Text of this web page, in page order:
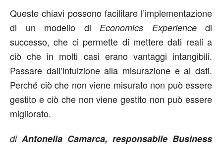
Queste chiavi possono facilitare l’implementazione
di un modello di Economics Experiencedi
successo, che ci permette di mettere dati reali a
ciò che in molti casi erano vantaggi intangibili.
Passare dall’intuizione alla misurazione e ai dati.
Perché ciò che non viene misurato non può essere
gestito e ciò che non viene gestito non può essere
migliorato.
di Antonella Camarca, responsabile Business